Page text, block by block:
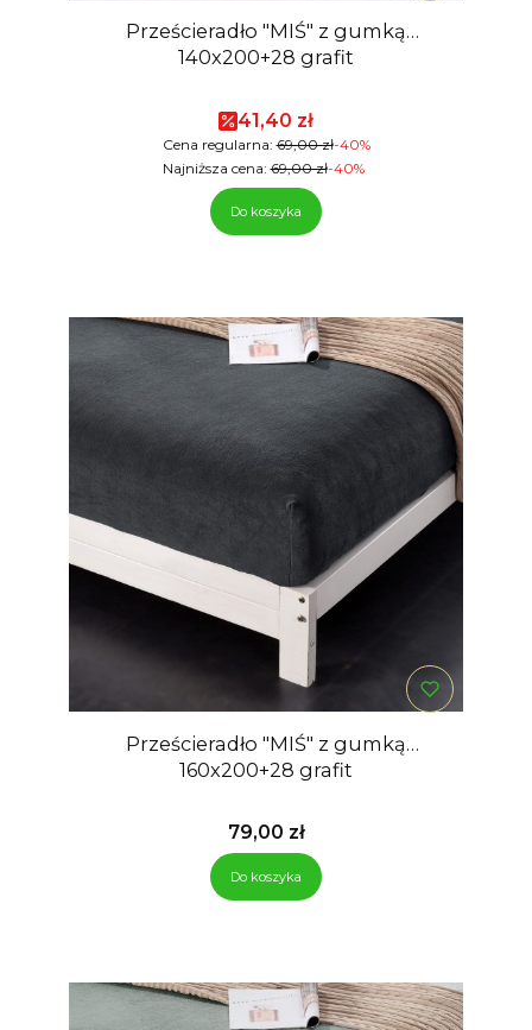
Prześcieradło "MIŚ" z gumką
140x200+28 grafit
Cena promocyjna
41,40 zł
Cena regularna: 69,00 zł-40%
Najniższa cena: 69,00 zł-40%
Do koszyka
Prześcieradło "MIŚ" z gumką
160x200+28 grafit
Cena
79,00 zł
Do koszyka